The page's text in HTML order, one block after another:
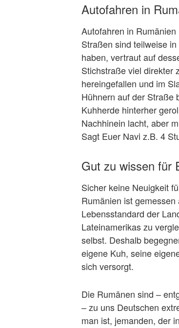
Autofahren in
Autofahren in
Straßen sind teilweise
haben, vertraut auf
Stichstraße viel direkter
hereingefallen und im
Hühnern auf der Straße
Kuhherde hinterher
Nachhinein lacht, aber
Sagt Euer Navi z.B. 4
Gut zu wissen für
Sicher keine Neuigkeit
Rumänien ist
Lebensstandard der
Lateinamerikas zu
selbst. Deshalb
eigene Kuh, seine
sich versorgt.
Die Rumänen sind –
– zu uns Deutschen
man ist, jemanden, der